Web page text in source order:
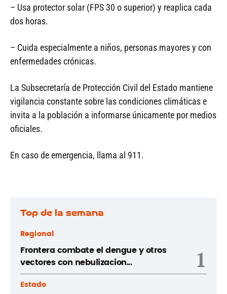
– Usa protector solar (FPS 30 o superior) y reaplica cada
dos horas.
– Cuida especialmente a niños, personas mayores y con
enfermedades crónicas.
La Subsecretaría de Protección Civil del Estado mantiene
vigilancia constante sobre las condiciones climáticas e
invita a la población a informarse únicamente por medios
oficiales.
En caso de emergencia, llama al 911.
Top de la semana
Regional
Frontera combate el dengue y otros
vectores con nebulizacion...
1
Estado